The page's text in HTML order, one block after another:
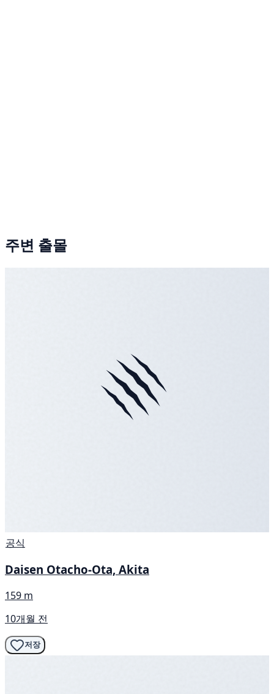
주변 출몰
공식
Daisen Otacho-Ota, Akita
159 m
10개월 전
저장